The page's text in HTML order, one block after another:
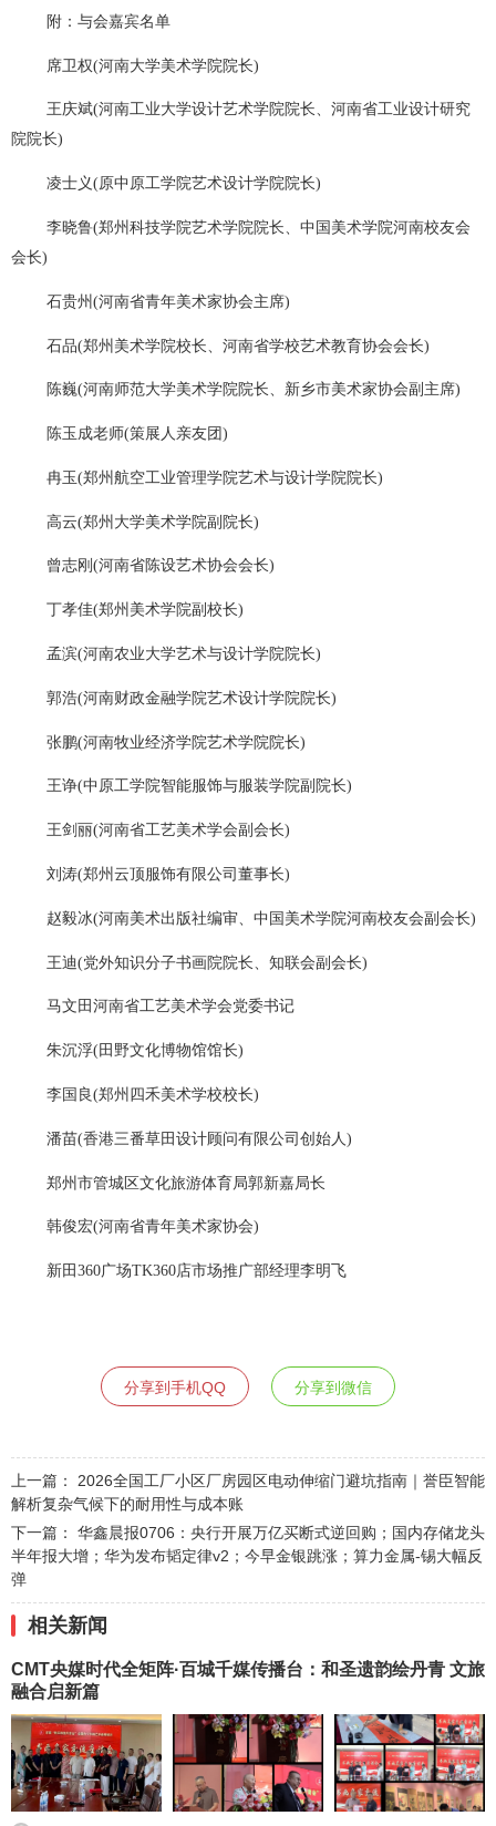
附：与会嘉宾名单
席卫权(河南大学美术学院院长)
王庆斌(河南工业大学设计艺术学院院长、河南省工业设计研究
院院长)
凌士义(原中原工学院艺术设计学院院长)
李晓鲁(郑州科技学院艺术学院院长、中国美术学院河南校友会
会长)
石贵州(河南省青年美术家协会主席)
石品(郑州美术学院校长、河南省学校艺术教育协会会长)
陈巍(河南师范大学美术学院院长、新乡市美术家协会副主席)
陈玉成老师(策展人亲友团)
冉玉(郑州航空工业管理学院艺术与设计学院院长)
高云(郑州大学美术学院副院长)
曾志刚(河南省陈设艺术协会会长)
丁孝佳(郑州美术学院副校长)
孟滨(河南农业大学艺术与设计学院院长)
郭浩(河南财政金融学院艺术设计学院院长)
张鹏(河南牧业经济学院艺术学院院长)
王诤(中原工学院智能服饰与服装学院副院长)
王剑丽(河南省工艺美术学会副会长)
刘涛(郑州云顶服饰有限公司董事长)
赵毅冰(河南美术出版社编审、中国美术学院河南校友会副会长)
王迪(党外知识分子书画院院长、知联会副会长)
马文田河南省工艺美术学会党委书记
朱沉浮(田野文化博物馆馆长)
李国良(郑州四禾美术学校校长)
潘苗(香港三番草田设计顾问有限公司创始人)
郑州市管城区文化旅游体育局郭新嘉局长
韩俊宏(河南省青年美术家协会)
新田360广场TK360店市场推广部经理李明飞
分享到手机QQ 分享到微信
上一篇： 2026全国工厂小区厂房园区电动伸缩门避坑指南｜誉臣智能
解析复杂气候下的耐用性与成本账
下一篇： 华鑫晨报0706：央行开展万亿买断式逆回购；国内存储龙头
半年报大增；华为发布韬定律v2；今早金银跳涨；算力金属-锡大幅反
弹
相关新闻
CMT央媒时代全矩阵·百城千媒传播台：和圣遗韵绘丹青 文旅
融合启新篇